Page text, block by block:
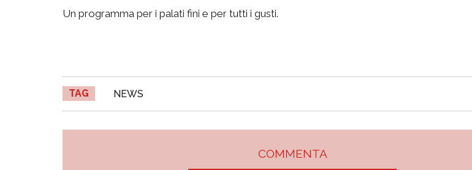
Un programma per i palati fini e per tutti i gusti.
TAG NEWS
COMMENTA